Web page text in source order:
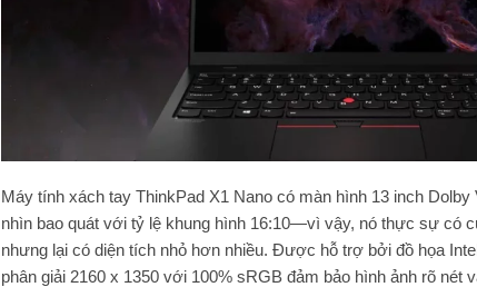
Máy tính xách tay ThinkPad X1 Nano có màn hình 13 inch
nhìn bao quát với tỷ lệ khung hình 16:10—vì vậy, nó thực sự có
nhưng lại có diện tích nhỏ hơn nhiều. Được hỗ trợ bởi đồ họa
phân giải 2160 x 1350 với 100% sRGB đảm bảo hình ảnh rõ nét